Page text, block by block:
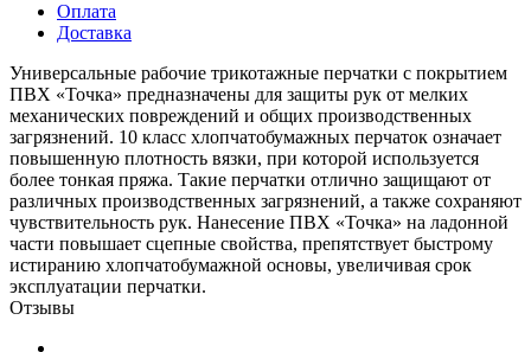
Оплата
Доставка
Универсальные рабочие трикотажные перчатки с покрытием
ПВХ «Точка» предназначены для защиты рук от мелких
механических повреждений и общих производственных
загрязнений. 10 класс хлопчатобумажных перчаток означает
повышенную плотность вязки, при которой используется
более тонкая пряжа. Такие перчатки отлично защищают от
различных производственных загрязнений, а также сохраняют
чувствительность рук. Нанесение ПВХ «Точка» на ладонной
части повышает сцепные свойства, препятствует быстрому
истиранию хлопчатобумажной основы, увеличивая срок
эксплуатации перчатки.
Отзывы